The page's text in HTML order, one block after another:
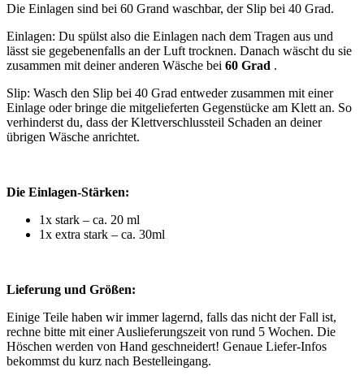
Die Einlagen sind bei 60 Grand waschbar, der Slip bei 40 Grad.
Einlagen: Du spülst also die Einlagen nach dem Tragen aus und
lässt sie gegebenenfalls an der Luft trocknen. Danach wäscht du sie
zusammen mit deiner anderen Wäsche bei 60 Grad .
Slip: Wasch den Slip bei 40 Grad entweder zusammen mit einer
Einlage oder bringe die mitgelieferten Gegenstücke am Klett an. So
verhinderst du, dass der Klettverschlussteil Schaden an deiner
übrigen Wäsche anrichtet.
Die Einlagen-Stärken:
1x stark – ca. 20 ml
1x extra stark – ca. 30ml
Lieferung und Größen:
Einige Teile haben wir immer lagernd, falls das nicht der Fall ist,
rechne bitte mit einer Auslieferungszeit von rund 5 Wochen. Die
Höschen werden von Hand geschneidert! Genaue Liefer-Infos
bekommst du kurz nach Bestelleingang.